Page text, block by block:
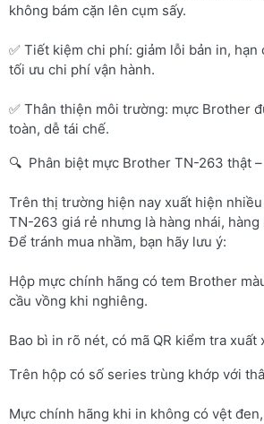
không bám cặn lên cụm sấy.
✅ Tiết kiệm chi phí: giảm lỗi bản in, hạn
tối ưu chi phí vận hành.
✅ Thân thiện môi trường: mực Brother
toàn, dễ tái chế.
🔍 Phân biệt mực Brother TN-263 thật
Trên thị trường hiện nay xuất hiện
TN-263 giá rẻ nhưng là hàng nhái, hàng
Để tránh mua nhầm, bạn hãy lưu ý:
Hộp mực chính hãng có tem Brother
cầu vồng khi nghiêng.
Bao bì in rõ nét, có mã QR kiểm tra xuất
Trên hộp có số series trùng khớp với
Mực chính hãng khi in không có vệt